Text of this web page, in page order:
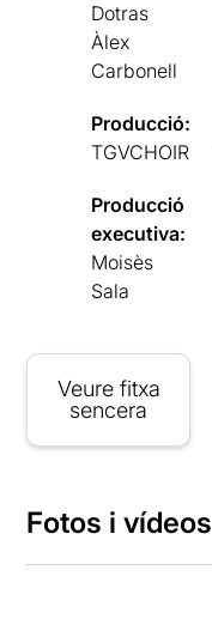
Dotras
Àlex
Carbonell
Producció:
TGVCHOIR
Producció
executiva:
Moisès
Sala
Veure fitxa
sencera
Fotos i vídeos